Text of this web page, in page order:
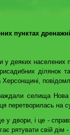
пунктах
у деяких населених
селища
перетворилась на
у двори, і це -
рятувати свій дім